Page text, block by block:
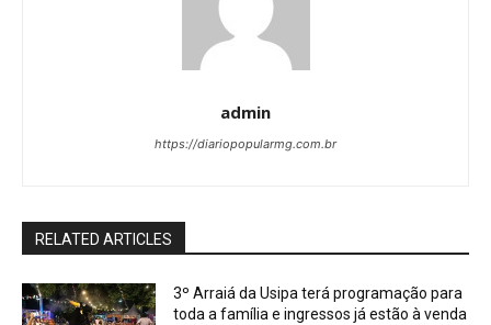
admin
https://diariopopularmg.com.br
RELATED ARTICLES
3º Arraiá da Usipa terá programação para
toda a família e ingressos já estão à venda